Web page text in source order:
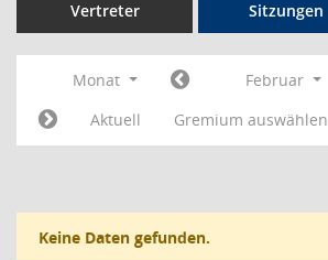
Vertreter Sitzungen
Monat Februar
Aktuell
Gremium auswählen
Keine Daten gefunden.